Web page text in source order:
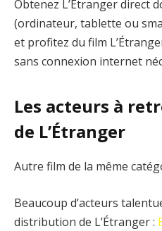
Obtenez L’Étranger direct
(ordinateur, tablette ou
et profitez du film
sans connexion internet
Les acteurs à
de L’Étranger
Autre film de la même
Beaucoup d’acteurs
distribution de L’Étranger :